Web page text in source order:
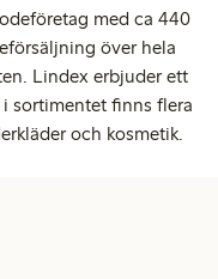
med ca 440
över hela
Lindex erbjuder ett
sortimentet finns flera
och kosmetik.